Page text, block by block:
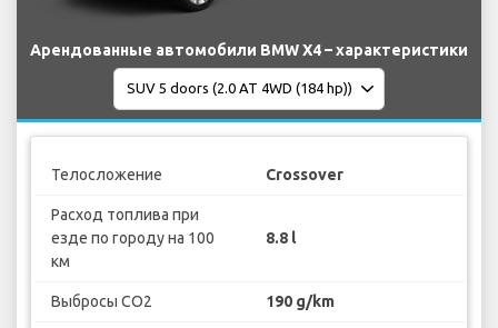
Арендованные автомобили BMW X4 – характеристики
Телосложение Crossover
Расход топлива при
езде по городу на 100
км
8.8 l
Выбросы CO2 190 g/km